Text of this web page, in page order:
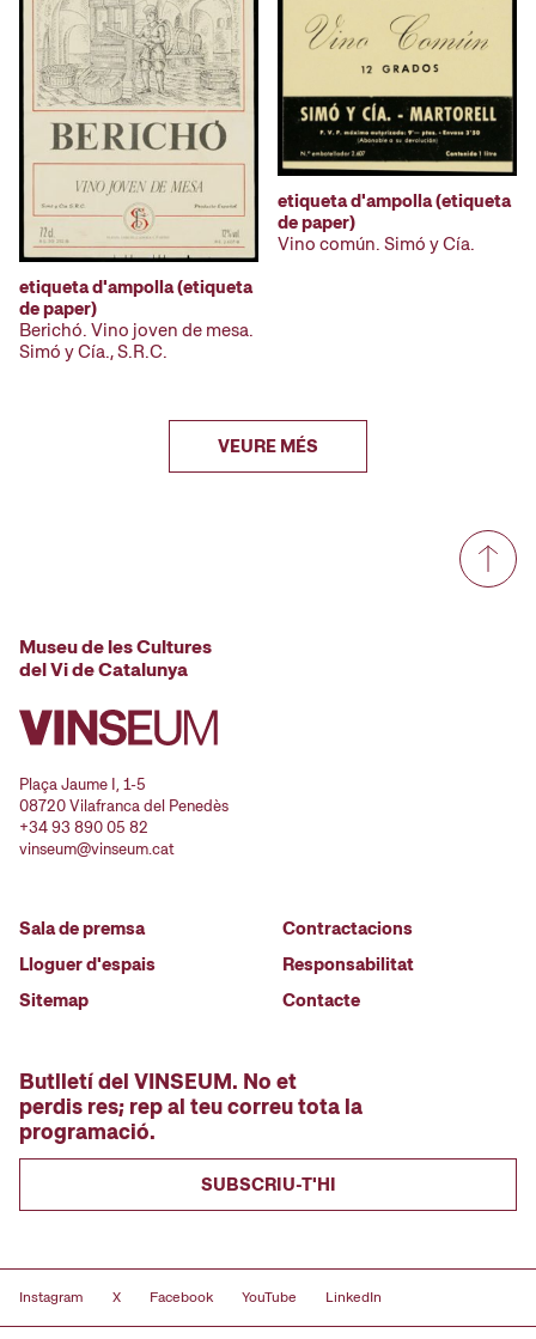
etiqueta d'ampolla (etiqueta
de paper)
Berichó. Vino joven de mesa.
Simó y Cía., S.R.C.
etiqueta d'ampolla (etiqueta
de paper)
Vino común. Simó y Cía.
VEURE MÉS
Museu de les Cultures
del Vi de Catalunya
Plaça Jaume I, 1-5
08720 Vilafranca del Penedès
+34 93 890 05 82
vinseum@vinseum.cat
Sala de premsa
Lloguer d'espais
Sitemap
Contractacions
Responsabilitat
Contacte
Butlletí del VINSEUM. No et
perdis res; rep al teu correu tota la
programació.
SUBSCRIU-T'HI
Instagram X Facebook YouTube LinkedIn